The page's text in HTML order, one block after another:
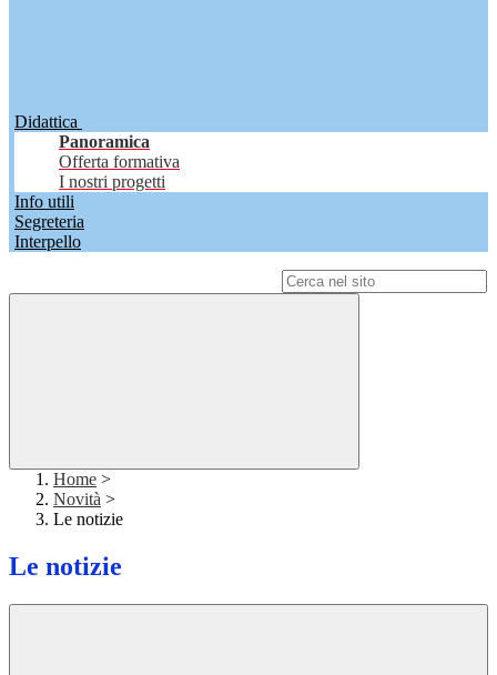
Didattica
Panoramica
Offerta formativa
I nostri progetti
Info utili
Segreteria
Interpello
Home >
Novità >
Le notizie
Le notizie